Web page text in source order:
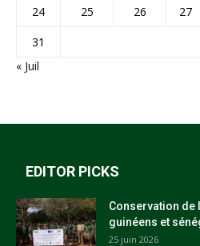
24
25 26 27
31
« Juil
EDITOR PICKS
Conservation de
guinéens et
25 juin 2026